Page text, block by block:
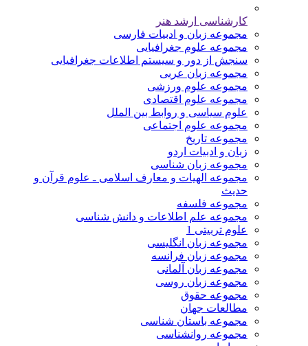
کارشناسی ارشد هنر
مجموعه زبان و ادبیات فارسی
مجموعه علوم جغرافیایی
سنجش از دور و سیستم اطلاعات جغرافیایی
مجموعه زبان عربی
مجموعه علوم ورزشی
مجموعه علوم اقتصادی
علوم سیاسی و روابط بین الملل
مجموعه علوم اجتماعی
مجموعه تاریخ
زبان و ادبیات اردو
مجموعه زبان شناسی
مجموعه الهیات و معارف اسلامی ـ علوم قرآن و
حدیث
مجموعه فلسفه
مجموعه علم اطلاعات و دانش شناسی
علوم تربیتی 1
مجموعه زبان انگلیسی
مجموعه زبان فرانسه
مجموعه زبان آلمانی
مجموعه زبان روسی
مجموعه حقوق
مطالعات جهان
مجموعه باستان شناسی
مجموعه روانشناسی